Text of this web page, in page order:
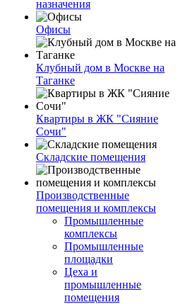
назначения
Офисы
Клубный дом в Москве на
Таганке
Квартиры в ЖК "Сияние
Сочи"
Складские помещения
Производственные
помещения и комплексы
Промышленные
комплексы
Промышленные
площадки
Цеха и
промышленные
помещения